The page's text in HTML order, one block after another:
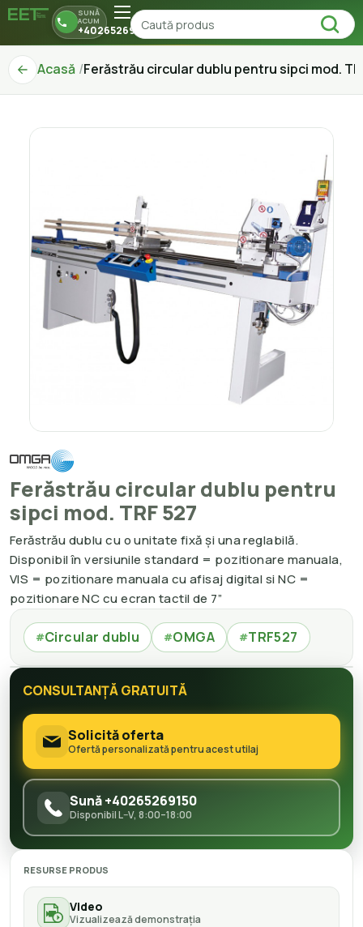
SUNĂ
ACUM
+40265269150
Acasă Ferăstrău circular dublu pentru sipci mod.
Ferăstrău circular dublu pentru
sipci mod. TRF 527
Ferăstrău dublu cu o unitate fixă și una reglabilă.
Disponibil în versiunile standard = pozitionare manuala,
VIS = pozitionare manuala cu afisaj digital si NC =
pozitionare NC cu ecran tactil de 7”
#Circular dublu #OMGA #TRF527
CONSULTANȚĂ GRATUITĂ
Solicită oferta
Ofertă personalizată pentru acest utilaj
Sună +40265269150
Disponibil L–V, 8:00–18:00
RESURSE PRODUS
Video
Vizualizează demonstrația